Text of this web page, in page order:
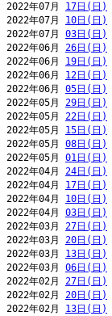
2022年07月 17日(日)
2022年07月 10日(日)
2022年07月 03日(日)
2022年06月 26日(日)
2022年06月 19日(日)
2022年06月 12日(日)
2022年06月 05日(日)
2022年05月 29日(日)
2022年05月 22日(日)
2022年05月 15日(日)
2022年05月 08日(日)
2022年05月 01日(日)
2022年04月 24日(日)
2022年04月 17日(日)
2022年04月 10日(日)
2022年04月 03日(日)
2022年03月 27日(日)
2022年03月 20日(日)
2022年03月 13日(日)
2022年03月 06日(日)
2022年02月 27日(日)
2022年02月 20日(日)
2022年02月 13日(日)